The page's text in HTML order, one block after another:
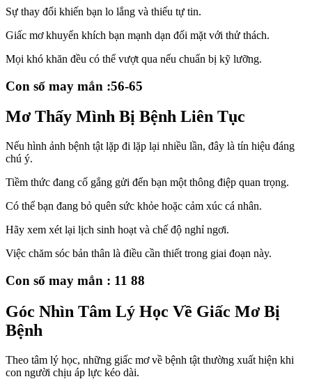
Sự thay đổi khiến bạn lo lắng và thiếu tự tin.
Giấc mơ khuyến khích bạn mạnh dạn đối mặt với thử thách.
Mọi khó khăn đều có thể vượt qua nếu chuẩn bị kỹ lưỡng.
Con số may mắn :56-65
Mơ Thấy Mình Bị Bệnh Liên Tục
Nếu hình ảnh bệnh tật lặp đi lặp lại nhiều lần, đây là tín hiệu đáng
chú ý.
Tiềm thức đang cố gắng gửi đến bạn một thông điệp quan trọng.
Có thể bạn đang bỏ quên sức khỏe hoặc cảm xúc cá nhân.
Hãy xem xét lại lịch sinh hoạt và chế độ nghỉ ngơi.
Việc chăm sóc bản thân là điều cần thiết trong giai đoạn này.
Con số may mắn : 11 88
Góc Nhìn Tâm Lý Học Về Giấc Mơ Bị
Bệnh
Theo tâm lý học, những giấc mơ về bệnh tật thường xuất hiện khi
con người chịu áp lực kéo dài.